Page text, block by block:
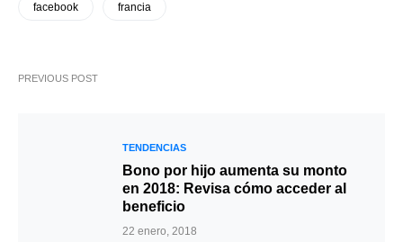
facebook francia
PREVIOUS POST
TENDENCIAS
Bono por hijo aumenta su monto
en 2018: Revisa cómo acceder al
beneficio
22 enero, 2018